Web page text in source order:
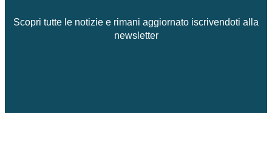
Scopri tutte le notizie e rimani aggiornato iscrivendoti alla
newsletter